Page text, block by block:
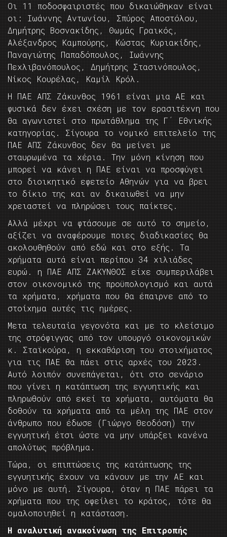
Οι 11 ποδοσφαιριστές που δικαιώθηκαν είναι
οι: Ιωάννης Αντωνίου, Σπύρος Αποστόλου,
Δημήτρης Βοσνακίδης, Θωμάς Γραικός,
Αλέξανδρος Καμπούρης, Κώστας Κυριακίδης,
Παναγιώτης Παπαδόπουλος, Ιωάννης
Πεχλιβανόπουλος, Δημήτρης Στασινόπουλος,
Νίκος Κουρέλας, Καμίλ Κρόλ.
Η ΠΑΕ ΑΠΣ Ζάκυνθος 1961 είναι μια ΑΕ και
φυσικά δεν έχει σχέση με τον ερασιτέχνη που
θα αγωνιστεί στο πρωτάθλημα της Γ΄ Εθνικής
κατηγορίας. Σίγουρα το νομικό επιτελείο της
ΠΑΕ ΑΠΣ Ζάκυνθος δεν θα μείνει με
σταυρωμένα τα χέρια. Την μόνη κίνηση που
μπορεί να κάνει η ΠΑΕ είναι να προσφύγει
στο διοικητικό εφετείο Αθηνών για να βρει
το δίκιο της και αν δικαιωθεί να μην
χρειαστεί να πληρώσει τους παίκτες.
Αλλά μέχρι να φτάσουμε σε αυτό το σημείο,
αξίζει να αναφέρουμε ποιες διαδικασίες θα
ακολουθηθούν από εδώ και στο εξής. Τα
χρήματα αυτά είναι περίπου 34 χιλιάδες
ευρώ. η ΠΑΕ ΑΠΣ ΖΑΚΥΝΘΟΣ είχε συμπεριλάβει
στον οικονομικό της προϋπολογισμό και αυτά
τα χρήματα, χρήματα που θα έπαιρνε από το
στοίχημα αυτές τις ημέρες.
Μετα τελευταία γεγονότα και με το κλείσιμο
της στρόφιγγας από τον υπουργό οικονομικών
κ. Σταϊκούρα, η εκκαθάριση του στοιχήματος
για τις ΠΑΕ θα πάει στις αρχές του 2023.
Αυτό λοιπόν συνεπάγεται, ότι στο σενάριο
που γίνει η κατάπτωση της εγγυητικής και
πληρωθούν από εκεί τα χρήματα, αυτόματα θα
δοθούν τα χρήματα από τα μέλη της ΠΑΕ στον
άνθρωπο που έδωσε (Γιώργο Θεοδόση) την
εγγυητική έτσι ώστε να μην υπάρξει κανένα
απολύτως πρόβλημα.
Τώρα, οι επιπτώσεις της κατάπτωσης της
εγγυητικής έχουν να κάνουν με την ΑΕ και
μόνο με αυτή. Σίγουρα, όταν η ΠΑΕ πάρει τα
χρήματα που της οφείλει το κράτος, τότε θα
ομαλοποιηθεί η κατάσταση.
Η αναλυτική ανακοίνωση της Επιτροπής